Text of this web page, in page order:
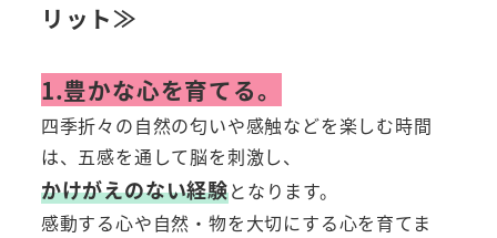
リット≫
1.豊かな心を育てる。
四季折々の自然の匂いや感触などを楽しむ時間
は、五感を通して脳を刺激し、
かけがえのない経験となります。
感動する心や自然・物を大切にする心を育てま